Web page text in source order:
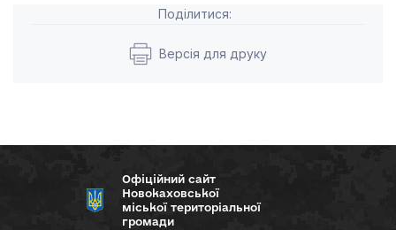
Поділитися:
Версія для друку
Офіційний сайт
Новокаховської
міської територіальної
громади